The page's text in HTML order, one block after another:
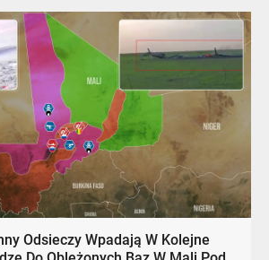
Odsieczy Wpadają W Kolejne